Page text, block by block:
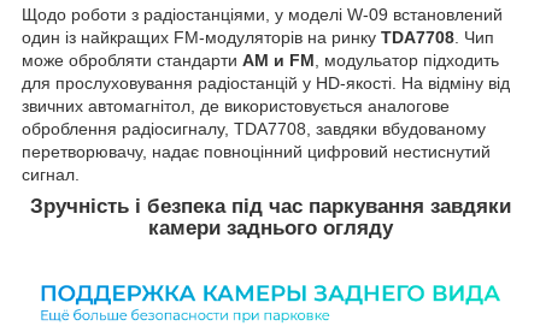
Щодо роботи з радіостанціями, у моделі W-09 встановлений
один із найкращих FM-модуляторів на ринку TDA7708. Чип
може обробляти стандарти AM и FM, модульатор підходить
для прослуховування радіостанцій у HD-якості. На відміну від
звичних автомагнітол, де використовується аналогове
оброблення радіосигналу, TDA7708, завдяки вбудованому
перетворювачу, надає повноцінний цифровий нестиснутий
сигнал.
Зручність і безпека під час паркування завдяки
камери заднього огляду